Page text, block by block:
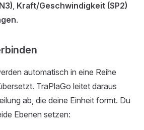
, Kraft/Geschwindigkeit (SP2)
.
automatisch in eine Reihe
TraPlaGo leitet daraus
ab, die deine Einheit formt. Du
Ebenen setzen: